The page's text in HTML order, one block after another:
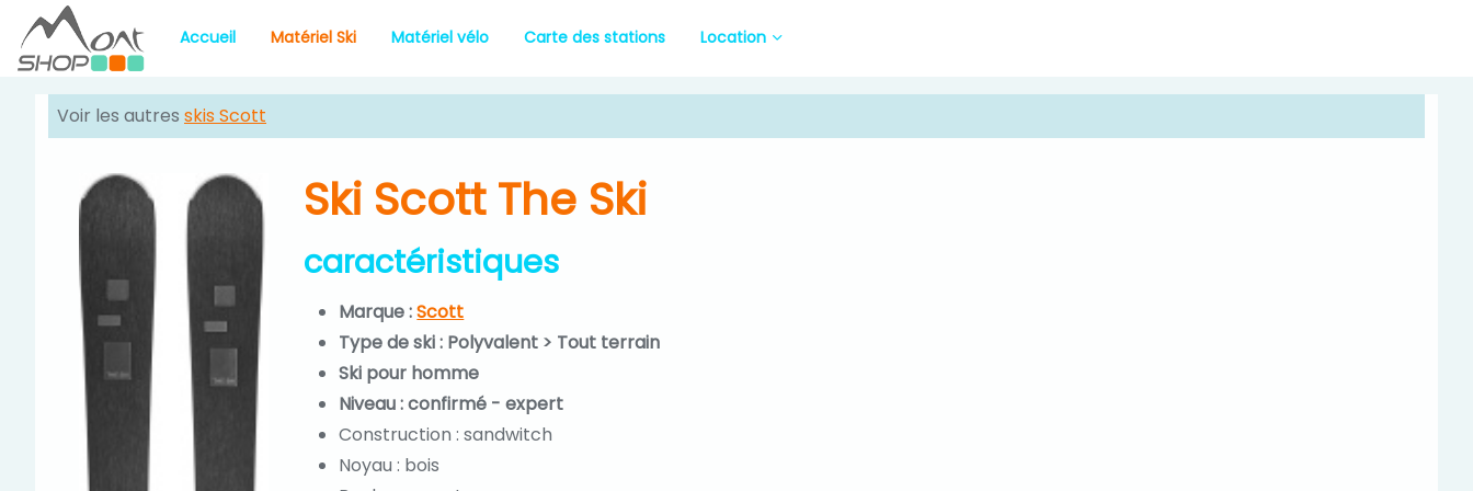
Accueil Matériel Ski Matériel vélo Carte des stations Location
Voir les autres skis Scott
Ski Scott The Ski
caractéristiques
Marque :Scott
Type de ski : Polyvalent > Tout terrain
Ski pour homme
Niveau : confirmé - expert
Construction : sandwitch
Noyau : bois